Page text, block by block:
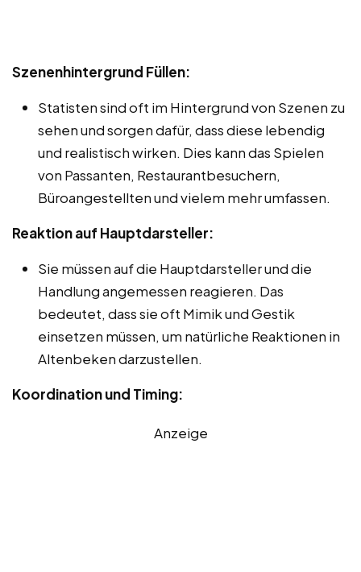
Szenenhintergrund Füllen:
Statisten sind oft im Hintergrund von Szenen zu
sehen und sorgen dafür, dass diese lebendig
und realistisch wirken. Dies kann das Spielen
von Passanten, Restaurantbesuchern,
Büroangestellten und vielem mehr umfassen.
Reaktion auf Hauptdarsteller:
Sie müssen auf die Hauptdarsteller und die
Handlung angemessen reagieren. Das
bedeutet, dass sie oft Mimik und Gestik
einsetzen müssen, um natürliche Reaktionen in
Altenbeken darzustellen.
Koordination und Timing:
Anzeige